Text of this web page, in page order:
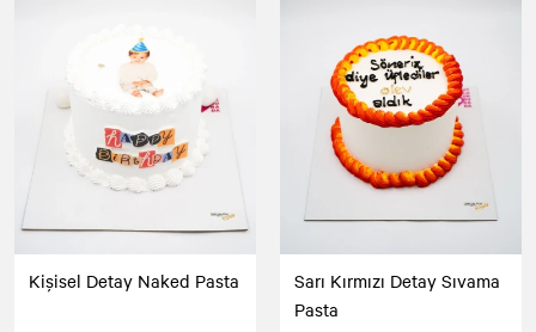
Kişisel Detay Naked Pasta
Sarı Kırmızı Detay Sıvama
Pasta